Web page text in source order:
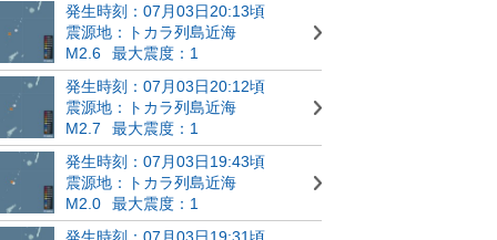
発生時刻：07月03日20:13頃
震源地：トカラ列島近海
M2.6
最大震度：1
発生時刻：07月03日20:12頃
震源地：トカラ列島近海
M2.7
最大震度：1
発生時刻：07月03日19:43頃
震源地：トカラ列島近海
M2.0
最大震度：1
発生時刻：07月03日19:31頃